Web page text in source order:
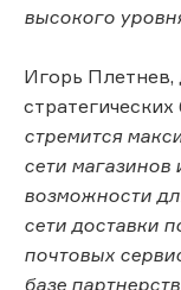
высокого
Игорь
стремится
сети магазинов
возможности
сети доставки
почтовых
базе